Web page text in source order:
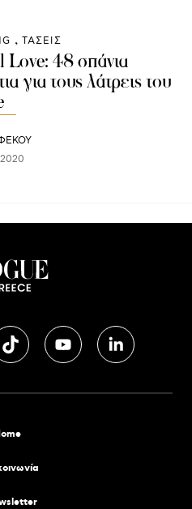
ΤΑΣΕΙΣ
Love: 48 σπάνια
για τους λάτρεις του